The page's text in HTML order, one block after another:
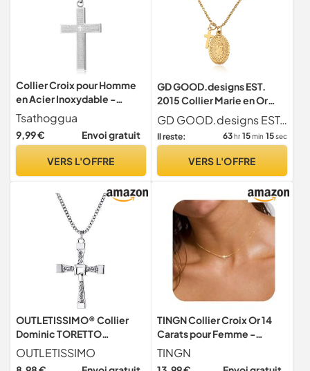
Collier Croix pour Homme
en Acier Inoxydable -
Pendentif Croix Acier
Inoxydable avec Chaîne
Réglable - Bijoux Chrétien
Hommes, Femmes et
Tsathoggua
9,99 € Envoi gratuit
VERS L'OFFRE
GD GOOD.designs EST.
2015 Collier Marie en Or
pour femmes - Résistant à
l'eau - Collier Madonna
avec petit pendentif croix
en acier inoxydable I Taille
réglable 42+5cm
GD GOOD.designs EST. 2015
Il reste: 63 hr 15 min 14sec
VERS L'OFFRE
OUTLETISSIMO® Collier
Dominic TORETTO
Pendentif Croix, Métal
Acier inoxydable, Strass
OUTLETISSIMO
TINGN Collier Croix Or 14
Carats pour Femme -
Collier Croix Latérale en Or
Mignon - Cadeau
TINGN